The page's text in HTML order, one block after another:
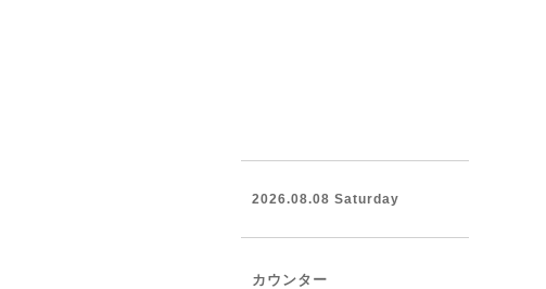
2026.08.08 Saturday
カウンター